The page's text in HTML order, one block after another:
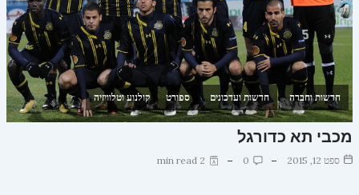
חדשות וחברה חדשות ועדכונים ספורט קולנוע וטלוויזיה
מכבי תא כדורגל
ספט 12, 2015 0
2 min read